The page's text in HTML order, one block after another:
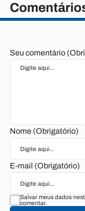
Seu comentário
Nome (Obrigatório)
E-mail (Obrigatório)
Salvar meus dados
comentar.